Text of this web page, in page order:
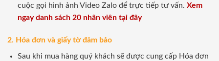
cuộc gọi hình ảnh Video Zalo để trực tiếp tư vấn. Xem
ngay danh sách 20 nhân viên tại đây
2. Hóa đơn và giấy tờ đảm bảo
Sau khi mua hàng quý khách sẽ được cung cấp Hóa đơn